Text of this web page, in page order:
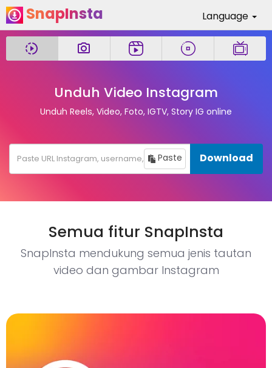
SnapInsta Language
Unduh Video Instagram
Unduh Reels, Video, Foto, IGTV, Story IG online
Paste Download
Semua fitur SnapInsta
SnapInsta mendukung semua jenis tautan
video dan gambar Instagram